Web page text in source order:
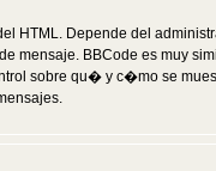
HTML. Depende del
mensaje. BBCode es muy
sobre qu� y c�mo se